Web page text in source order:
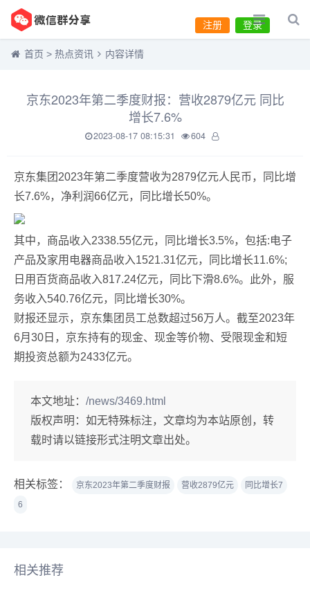
登录
注册
首页 > 热点资讯 内容详情
京东2023年第二季度财报：营收2879亿元 同比
增长7.6%
2023-08-17 08:15:31 604
京东集团2023年第二季度营收为2879亿元人民币，同比增
长7.6%，净利润66亿元，同比增长50%。
其中，商品收入2338.55亿元，同比增长3.5%，包括:电子
产品及家用电器商品收入1521.31亿元，同比增长11.6%;
日用百货商品收入817.24亿元，同比下滑8.6%。此外，服
务收入540.76亿元，同比增长30%。
财报还显示，京东集团员工总数超过56万人。截至2023年
6月30日，京东持有的现金、现金等价物、受限现金和短
期投资总额为2433亿元。
本文地址： /news/3469.html
版权声明： 如无特殊标注，文章均为本站原创，转
载时请以链接形式注明文章出处。
相关标签： 京东2023年第二季度财报 营收2879亿元
同比增长7
6
相关推荐